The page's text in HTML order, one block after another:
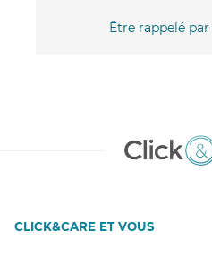
Être rappelé
CLICK&CARE ET VOUS